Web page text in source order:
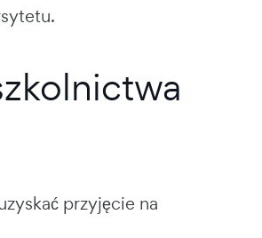
przyjęcie na